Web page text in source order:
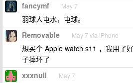
fancymf May 7
羽球人屯水，屯球。
Removable May 7 via iPhone
想买个 Apple watch s11 ，我用了
子摔坏了
xxxnull May 7